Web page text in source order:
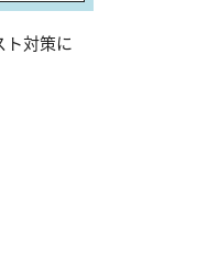
ト対策に